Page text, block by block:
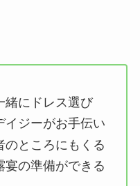
緒にドレス選び
イジーがお手伝い
のところにもくる
宴の準備ができる